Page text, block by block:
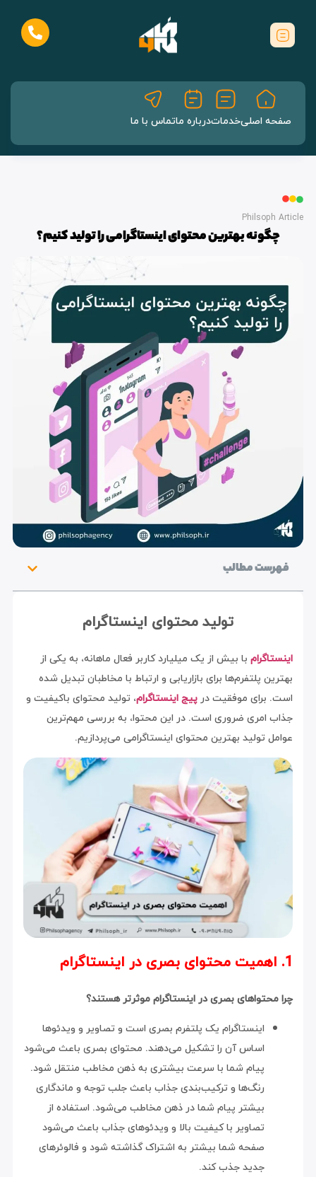
صفحه اصلیخدماتدرباره ماتماس با ما
Philsoph Article
چگونه بهترین محتوای اینستاگرامی را تولید کنیم؟
فهرست مطالب
تولید محتوای اینستاگرام
اینستاگرام با بیش از یک میلیارد کاربر فعال ماهانه، به یکی از
بهترین پلتفرم‌ها برای بازاریابی و ارتباط با مخاطبان تبدیل شده
است. برای موفقیت در پیج اینستاگرام، تولید محتوای باکیفیت و
جذاب امری ضروری است. در این محتوا، به بررسی مهم‌ترین
عوامل تولید بهترین محتوای اینستاگرامی می‌پردازیم.
1. اهمیت محتوای بصری در اینستاگرام
چرا محتواهای بصری در اینستاگرام موثرتر هستند؟
اینستاگرام یک پلتفرم بصری است و تصاویر و ویدئوها
اساس آن را تشکیل می‌دهند. محتوای بصری باعث می‌شود
پیام شما با سرعت بیشتری به ذهن مخاطب منتقل شود.
رنگ‌ها و ترکیب‌بندی جذاب باعث جلب توجه و ماندگاری
بیشتر پیام شما در ذهن مخاطب می‌شود. استفاده از
تصاویر با کیفیت بالا و ویدئوهای جذاب باعث می‌شود
صفحه شما بیشتر به اشتراک گذاشته شود و فالوئرهای
جدید جذب کند.